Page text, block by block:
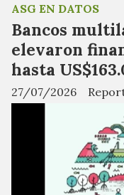
Bancos
elevaron
hasta
ASG EN DATOS
27/07/2026